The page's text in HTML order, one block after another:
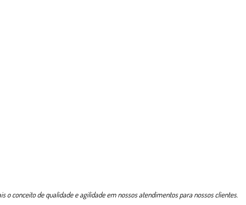
conceito de qualidade e agilidade em nossos atendimentos para nossos clientes.